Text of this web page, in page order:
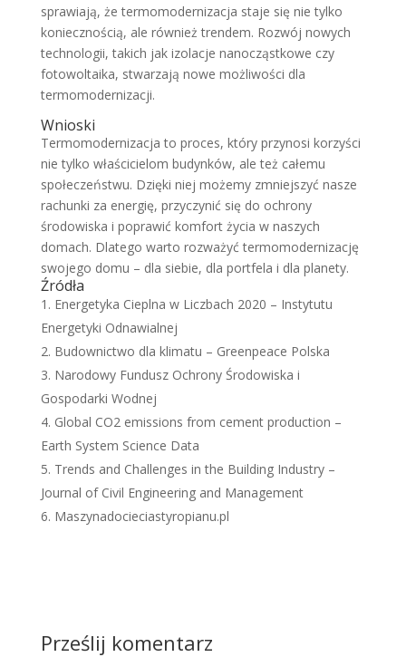
sprawiają, że termomodernizacja staje się nie tylko
koniecznością, ale również trendem. Rozwój nowych
technologii, takich jak izolacje nanocząstkowe czy
fotowoltaika, stwarzają nowe możliwości dla
termomodernizacji.
Wnioski
Termomodernizacja to proces, który przynosi korzyści
nie tylko właścicielom budynków, ale też całemu
społeczeństwu. Dzięki niej możemy zmniejszyć nasze
rachunki za energię, przyczynić się do ochrony
środowiska i poprawić komfort życia w naszych
domach. Dlatego warto rozważyć termomodernizację
swojego domu – dla siebie, dla portfela i dla planety.
Źródła
Energetyka Cieplna w Liczbach 2020 – Instytutu
Energetyki Odnawialnej
Budownictwo dla klimatu – Greenpeace Polska
Narodowy Fundusz Ochrony Środowiska i
Gospodarki Wodnej
Global CO2 emissions from cement production –
Earth System Science Data
Trends and Challenges in the Building Industry –
Journal of Civil Engineering and Management
Maszynadocieciastyropianu.pl
Prześlij komentarz